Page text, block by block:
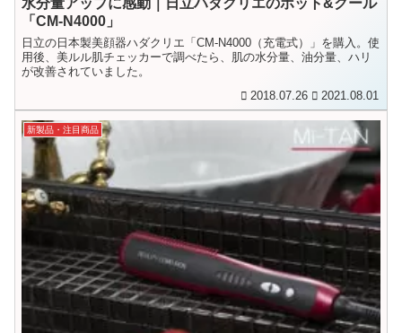
水分量アップに感動｜日立ハダクリエのホット&クール
「CM-N4000」
日立の日本製美顔器ハダクリエ「CM-N4000（充電式）」を購入。使
用後、美ルル肌チェッカーで調べたら、肌の水分量、油分量、ハリ
が改善されていました。
2018.07.26 2021.08.01
新製品・注目商品